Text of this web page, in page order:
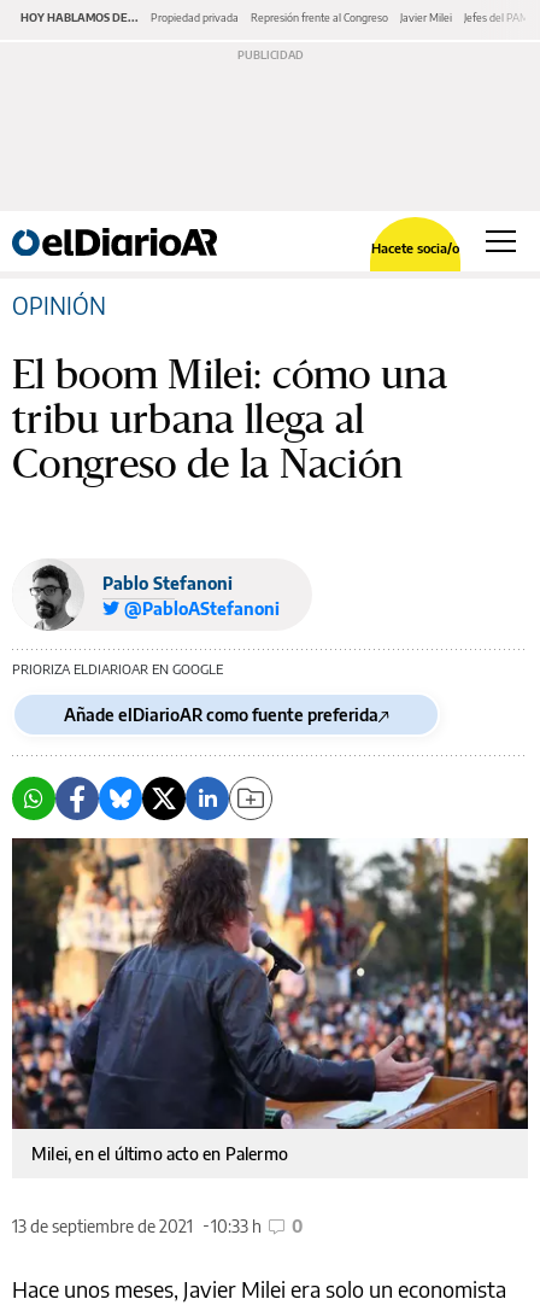
HOY HABLAMOS DE... Propiedad privada Represión frente al Congreso Javier Milei Jefes del PAMI
Hacete socia/o
OPINIÓN
El boom Milei: cómo una
tribu urbana llega al
Congreso de la Nación
Pablo Stefanoni
@PabloAStefanoni
PRIORIZA ELDIARIOAR EN GOOGLE
Añade elDiarioAR como fuente preferida
Milei, en el último acto en Palermo
13 de septiembre de 2021 10:33 h 0
Hace unos meses, Javier Milei era solo un economista